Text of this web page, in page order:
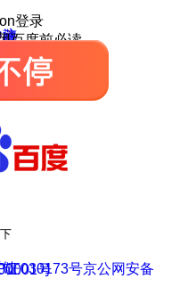
登录
注
藏
心
馈百度前必读
馈
证030173号
号